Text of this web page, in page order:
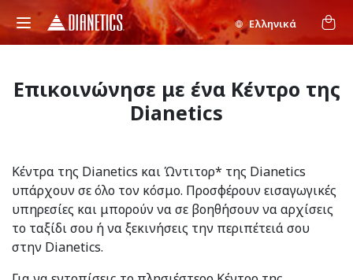
Ελληνικά
Επικοινώνησε με ένα Κέντρο της
Dianetics
Κέντρα της Dianetics και Ώντιτορ* της Dianetics
υπάρχουν σε όλο τον κόσμο. Προσφέρουν εισαγωγικές
υπηρεσίες και μπορούν να σε βοηθήσουν να αρχίσεις
το ταξίδι σου ή να ξεκινήσεις την περιπέτειά σου
στην Dianetics.